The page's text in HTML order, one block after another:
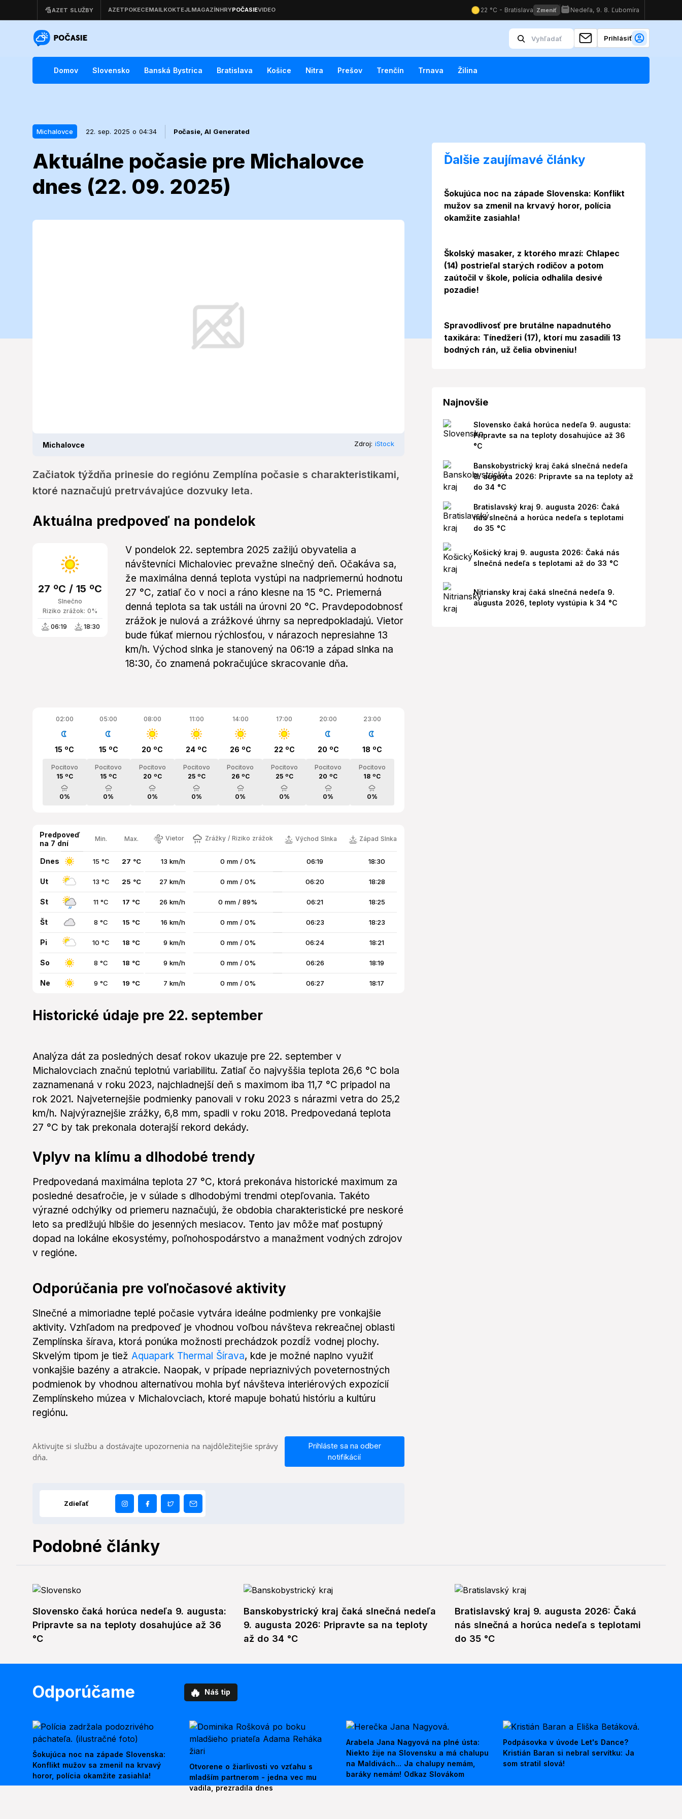
Prihlásiť
Domov Slovensko Banská Bystrica Bratislava Košice Nitra Prešov Trenčín Trnava Žilina
Michalovce 22. sep. 2025 o 04:34 Počasie, AI Generated
Aktuálne počasie pre Michalovce
dnes (22. 09. 2025)
Michalovce Zdroj: iStock
Začiatok týždňa prinesie do regiónu Zemplína počasie s charakteristikami,
ktoré naznačujú pretrvávajúce dozvuky leta.
22. sep. 2025 o 04:34
Aktuálne počasie pre
Začiatok týždňa prinesie do regiónu Zemplína počasie s
charakteristikami, ktoré naznačujú pretrvávajúce dozvuky leta.
Aktuálna predpoveď na pondelok
Slnečno
27 ºC / 15 ºC
Riziko zrážok: 0%
06:19 18:30
V pondelok 22. septembra 2025 zažijú obyvatelia a
návštevníci Michaloviec prevažne slnečný deň. Očakáva sa,
že maximálna denná teplota vystúpi na nadpriemernú hodnotu
27 °C, zatiaľ čo v noci a ráno klesne na 15 °C. Priemerná
denná teplota sa tak ustáli na úrovni 20 °C. Pravdepodobnosť
zrážok je nulová a zrážkové úhrny sa nepredpokladajú. Vietor
bude fúkať miernou rýchlosťou, v nárazoch nepresiahne 13
km/h. Východ slnka je stanovený na 06:19 a západ slnka na
18:30, čo znamená pokračujúce skracovanie dňa.
02:00
15 ºC
Pocitovo
15 ºC
0%
05:00
15 ºC
Pocitovo
15 ºC
0%
08:00
20 ºC
Pocitovo
20 ºC
0%
11:00
24 ºC
Pocitovo
25 ºC
0%
14:00
26 ºC
Pocitovo
26 ºC
0%
17:00
22 ºC
Pocitovo
25 ºC
0%
20:00
20 ºC
Pocitovo
20 ºC
0%
23:00
18 ºC
Pocitovo
18 ºC
0%
Predpoveď
na 7 dní
Min. Max. Vietor Zrážky / Riziko zrážok Východ Slnka Západ Slnka
Dnes 15 °C 27 °C 13 km/h 0 mm / 0% 06:19 18:30
Ut 13 °C 25 °C 27 km/h 0 mm / 0% 06:20 18:28
St 11 °C 17 °C 26 km/h 0 mm / 89% 06:21 18:25
Št 8 °C 15 °C 16 km/h 0 mm / 0% 06:23 18:23
Pi 10 °C 18 °C 9 km/h 0 mm / 0% 06:24 18:21
So 8 °C 18 °C 9 km/h 0 mm / 0% 06:26 18:19
Ne 9 °C 19 °C 7 km/h 0 mm / 0% 06:27 18:17
Historické údaje pre 22. september
Analýza dát za posledných desať rokov ukazuje pre 22. september v
Michalovciach značnú teplotnú variabilitu. Zatiaľ čo najvyššia teplota 26,6 °C bola
zaznamenaná v roku 2023, najchladnejší deň s maximom iba 11,7 °C pripadol na
rok 2021. Najveternejšie podmienky panovali v roku 2023 s nárazmi vetra do 25,2
km/h. Najvýraznejšie zrážky, 6,8 mm, spadli v roku 2018. Predpovedaná teplota
27 °C by tak prekonala doterajší rekord dekády.
Vplyv na klímu a dlhodobé trendy
Predpovedaná maximálna teplota 27 °C, ktorá prekonáva historické maximum za
posledné desaťročie, je v súlade s dlhodobými trendmi otepľovania. Takéto
výrazné odchýlky od priemeru naznačujú, že obdobia charakteristické pre neskoré
leto sa predlžujú hlbšie do jesenných mesiacov. Tento jav môže mať postupný
dopad na lokálne ekosystémy, poľnohospodárstvo a manažment vodných zdrojov
v regióne.
Odporúčania pre voľnočasové aktivity
Slnečné a mimoriadne teplé počasie vytvára ideálne podmienky pre vonkajšie
aktivity. Vzhľadom na predpoveď je vhodnou voľbou návšteva rekreačnej oblasti
Zemplínska šírava, ktorá ponúka možnosti prechádzok pozdĺž vodnej plochy.
Skvelým tipom je tiež Aquapark Thermal Šírava, kde je možné naplno využiť
vonkajšie bazény a atrakcie. Naopak, v prípade nepriaznivých poveternostných
podmienok by vhodnou alternatívou mohla byť návšteva interiérových expozícií
Zemplínskeho múzea v Michalovciach, ktoré mapuje bohatú históriu a kultúru
regiónu.
Aktivujte si službu a dostávajte upozornenia na najdôležitejšie správy
dňa.
Prihláste sa na odber
notifikácií
Zdieľať
Ďalšie zaujímavé články
Šokujúca noc na západe Slovenska: Konflikt
mužov sa zmenil na krvavý horor, polícia
okamžite zasiahla!
Foto
Školský masaker, z ktorého mrazí: Chlapec
(14) postrieľal starých rodičov a potom
zaútočil v škole, polícia odhalila desivé
pozadie!
Spravodlivosť pre brutálne napadnutého
taxikára: Tínedžeri (17), ktorí mu zasadili 13
bodných rán, už čelia obvineniu!
Najnovšie
Slovensko čaká horúca nedeľa 9. augusta:
Pripravte sa na teploty dosahujúce až 36
°C
Banskobystrický kraj čaká slnečná nedeľa
9. augusta 2026: Pripravte sa na teploty až
do 34 °C
Bratislavský kraj 9. augusta 2026: Čaká
nás slnečná a horúca nedeľa s teplotami
do 35 °C
Košický kraj 9. augusta 2026: Čaká nás
slnečná nedeľa s teplotami až do 33 °C
Nitriansky kraj čaká slnečná nedeľa 9.
augusta 2026, teploty vystúpia k 34 °C
Podobné články
Slovensko čaká horúca nedeľa 9. augusta:
Pripravte sa na teploty dosahujúce až 36
°C
Banskobystrický kraj čaká slnečná nedeľa
9. augusta 2026: Pripravte sa na teploty
až do 34 °C
Bratislavský kraj 9. augusta 2026: Čaká
nás slnečná a horúca nedeľa s teplotami
do 35 °C
Odporúčame 🔥 Náš tip
Šokujúca noc na západe Slovenska:
Konflikt mužov sa zmenil na krvavý
horor, polícia okamžite zasiahla!
Otvorene o žiarlivosti vo vzťahu s
mladším partnerom - jedna vec mu
vadila, prezradila dnes
Arabela Jana Nagyová na plné ústa:
Niekto žije na Slovensku a má chalupu
na Maldivách... Ja chalupy nemám,
baráky nemám! Odkaz Slovákom
Podpásovka v úvode Let's Dance?
Kristián Baran si nebral servítku: Ja
som stratil slová!